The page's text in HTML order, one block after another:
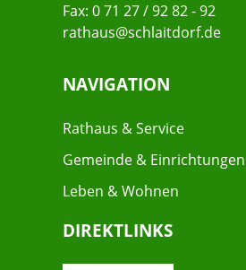
Fax: 0 71 27 / 92 82 - 92
rathaus@schlaitdorf.de
NAVIGATION
Rathaus & Service
Gemeinde & Einrichtungen
Leben & Wohnen
DIREKTLINKS